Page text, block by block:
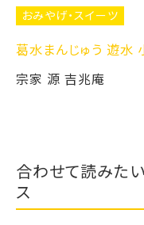
おみやげ・スイーツ
葛水まんじゅう 遊水
宗家 源 吉兆庵
合わせて読みたい
ス